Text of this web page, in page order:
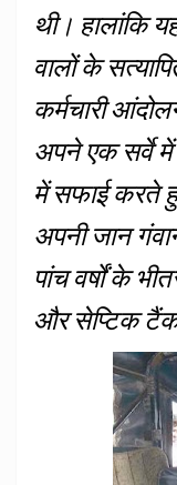
थी। हालांकि
वालों के
कर्मचारी
अपने एक सर्वे में
में सफाई करते
अपनी जान
पांच वर्षों के
और सेप्टिक